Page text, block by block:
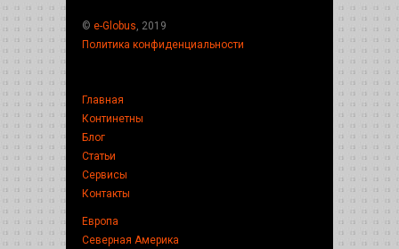
© e-Globus , 2019
Политика конфиденциальности
Главная
Континетны
Блог
Статьи
Сервисы
Контакты
Европа
Северная Америка